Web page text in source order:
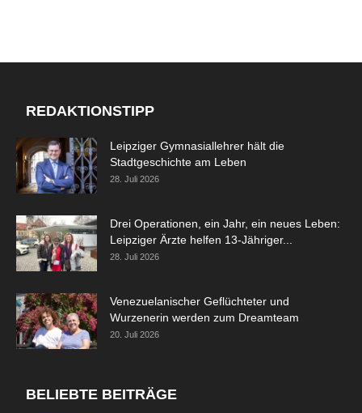
REDAKTIONSTIPP
Leipziger Gymnasiallehrer hält die
Stadtgeschichte am Leben
28. Juli 2026
Drei Operationen, ein Jahr, ein neues Leben:
Leipziger Ärzte helfen 13-Jähriger...
28. Juli 2026
Venezuelanischer Geflüchteter und
Wurzenerin werden zum Dreamteam
20. Juli 2026
BELIEBTE BEITRÄGE